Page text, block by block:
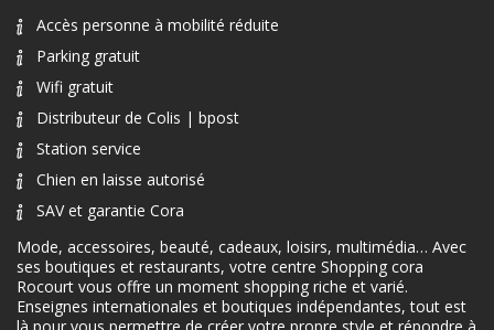
Accès personne à mobilité réduite
Parking gratuit
Wifi gratuit
Distributeur de Colis | bpost
Station service
Chien en laisse autorisé
SAV et garantie Cora
Mode, accessoires, beauté, cadeaux, loisirs, multimédia… Avec
ses boutiques et restaurants, votre centre Shopping cora
Rocourt vous offre un moment shopping riche et varié.
Enseignes internationales et boutiques indépendantes, tout est